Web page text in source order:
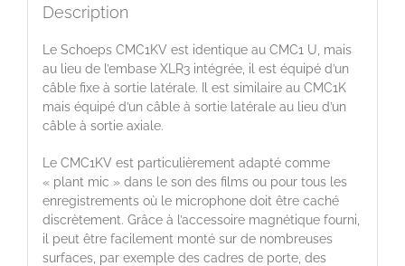
Description
Le Schoeps CMC1KV est identique au CMC1 U, mais
au lieu de l’embase XLR3 intégrée, il est équipé d’un
câble fixe à sortie latérale. Il est similaire au CMC1K
mais équipé d’un câble à sortie latérale au lieu d’un
câble à sortie axiale.
Le CMC1KV est particulièrement adapté comme
« plant mic » dans le son des films ou pour tous les
enregistrements où le microphone doit être caché
discrètement. Grâce à l’accessoire magnétique fourni,
il peut être facilement monté sur de nombreuses
surfaces, par exemple des cadres de porte, des